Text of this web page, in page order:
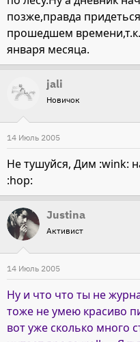
позже,правда
прошедшем
января месяца.
jali
Новичок
14 Июль 2005
Не тушуйся, Дим :wink:
:hop:
Justina
Активист
14 Июль 2005
Ну и что что ты не
тоже не умею красиво
вот уже сколько много